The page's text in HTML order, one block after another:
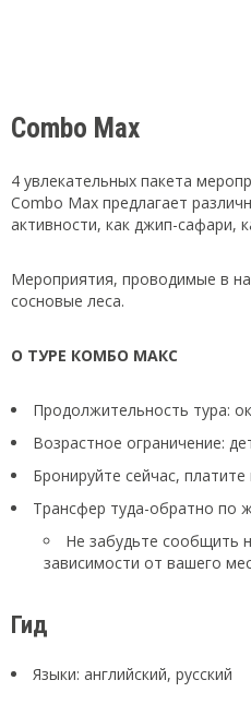
Combo Max
4 увлекательных пакета
Combo Max предлагает
активности, как джип-сафари,
Мероприятия, проводимые в
сосновые леса.
О ТУРЕ КОМБО МАКС
Продолжительность тура:
Возрастное ограничение:
Бронируйте сейчас,
Трансфер туда-обратно по
Не забудьте сообщить
зависимости от вашего
Гид
Языки: английский, русский